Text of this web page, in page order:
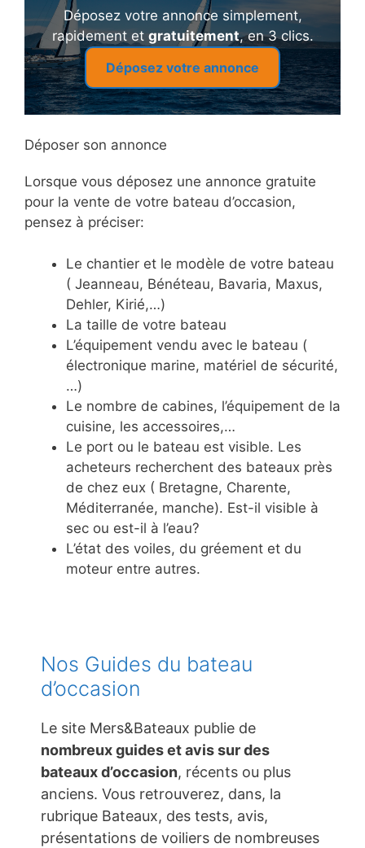
Déposez votre annonce simplement,
rapidement et gratuitement, en 3 clics.
Déposez votre annonce
Déposer son annonce
Lorsque vous déposez une annonce gratuite
pour la vente de votre bateau d’occasion,
pensez à préciser:
Le chantier et le modèle de votre bateau
( Jeanneau, Bénéteau, Bavaria, Maxus,
Dehler, Kirié,…)
La taille de votre bateau
L’équipement vendu avec le bateau (
électronique marine, matériel de sécurité,
…)
Le nombre de cabines, l’équipement de la
cuisine, les accessoires,…
Le port ou le bateau est visible. Les
acheteurs recherchent des bateaux près
de chez eux ( Bretagne, Charente,
Méditerranée, manche). Est-il visible à
sec ou est-il à l’eau?
L’état des voiles, du gréement et du
moteur entre autres.
Nos Guides du bateau
d’occasion
Le site Mers&Bateaux publie de
nombreux guides et avis sur des
bateaux d’occasion, récents ou plus
anciens. Vous retrouverez, dans, la
rubrique Bateaux, des tests, avis,
présentations de voiliers de nombreuses